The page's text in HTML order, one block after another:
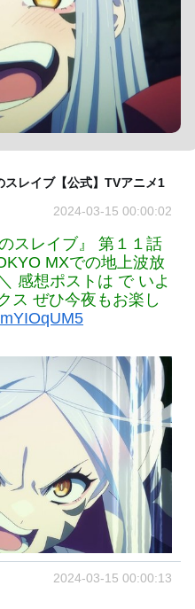
スレイブ【公式】TVアニメ1
2024-03-15 00:00:02
スレイブ』 第１１話
MXでの地上波放
感想ポストは で いよ
ス ぜひ今夜もお楽し
2024-03-15 00:00:13